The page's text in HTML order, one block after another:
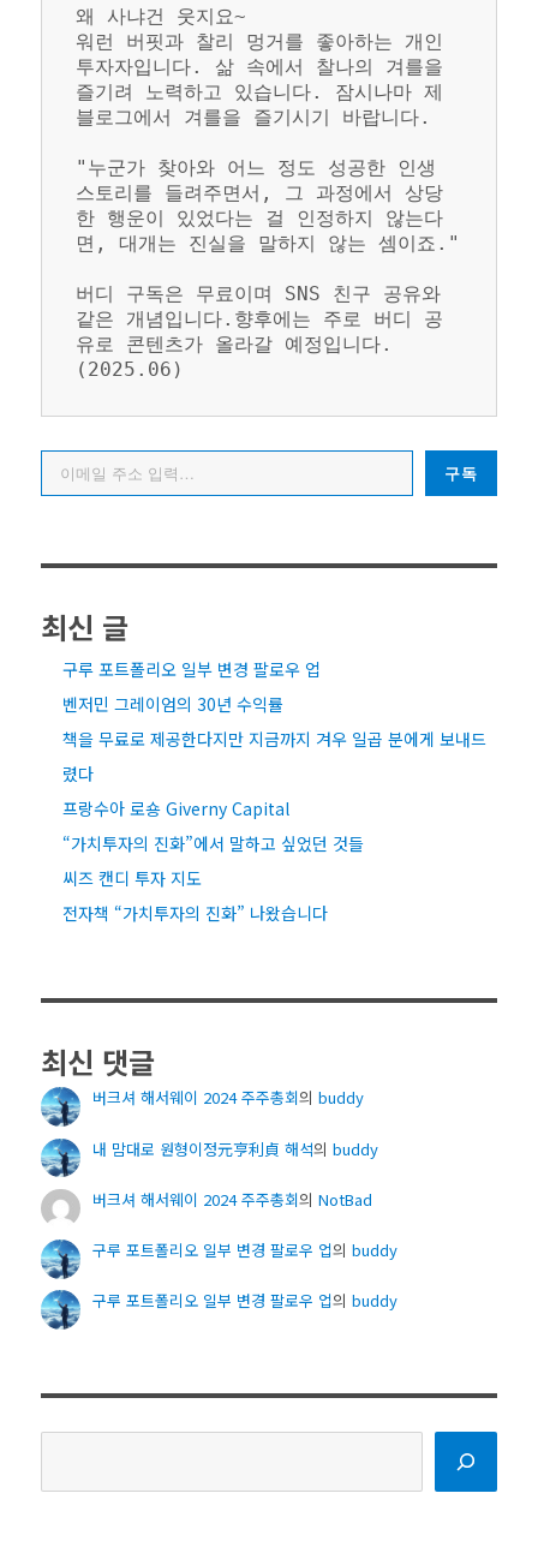
왜 사냐건 웃지요~
워런 버핏과 찰리 멍거를 좋아하는 개인
투자자입니다. 삶 속에서 찰나의 겨를을
즐기려 노력하고 있습니다. 잠시나마 제
블로그에서 겨를을 즐기시기 바랍니다.
"누군가 찾아와 어느 정도 성공한 인생
스토리를 들려주면서, 그 과정에서 상당
한 행운이 있었다는 걸 인정하지 않는다
면, 대개는 진실을 말하지 않는 셈이죠."
버디 구독은 무료이며 SNS 친구 공유와
같은 개념입니다.향후에는 주로 버디 공
유로 콘텐츠가 올라갈 예정입니다.
(2025.06)
이메일 주소 입력…
구독
최신 글
구루 포트폴리오 일부 변경 팔로우 업
벤저민 그레이엄의 30년 수익률
책을 무료로 제공한다지만 지금까지 겨우 일곱 분에게 보내드
렸다
프랑수아 로숑 Giverny Capital
“가치투자의 진화”에서 말하고 싶었던 것들
씨즈 캔디 투자 지도
전자책 “가치투자의 진화” 나왔습니다
최신 댓글
버크셔 해서웨이 2024 주주총회의 buddy
내 맘대로 원형이정元亨利貞 해석의 buddy
버크셔 해서웨이 2024 주주총회의 NotBad
구루 포트폴리오 일부 변경 팔로우 업의 buddy
구루 포트폴리오 일부 변경 팔로우 업의 buddy